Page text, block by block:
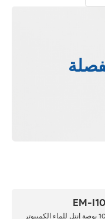
EM-
10.1 بوصة إنتل للماء الكمبيوتر